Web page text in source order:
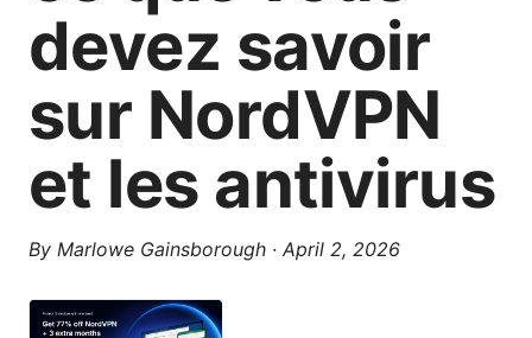
devez savoir
sur NordVPN
et les antivirus
By Marlowe Gainsborough · April 2, 2026